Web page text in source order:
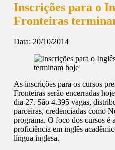
Inscrições para o
Fronteiras
Data: 20/10/2014
As inscrições para os cursos
Fronteiras serão encerradas
dia 27. São 4.395 vagas,
parceiras, credenciadas como
programa. O foco dos cursos é
proficiência em inglês
língua inglesa.